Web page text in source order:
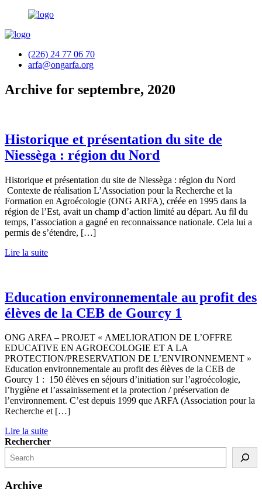
(226) 24 77 06 70
arfa@ongarfa.org
Archive for septembre, 2020
Historique et présentation du site de
Niessèga : région du Nord
Historique et présentation du site de Niessèga : région du Nord
Contexte de réalisation L’Association pour la Recherche et la
Formation en Agroécologie (ONG ARFA), créée en 1995 dans la
région de l’Est, avait un champ d’action limité au départ. Au fil du
temps, l’association a gagné en reconnaissance nationale. Cela lui a
permis de s’étendre, […]
Lire la suite
Education environnementale au profit des
élèves de la CEB de Gourcy 1
ONG ARFA – PROJET « AMELIORATION DE L’OFFRE
EDUCATIVE EN AGROECOLOGIE ET A LA
PROTECTION/PRESERVATION DE L’ENVIRONNEMENT »
Education environnementale au profit des élèves de la CEB de
Gourcy 1 : 150 élèves en séjours d’initiation sur l’agroécologie,
l’hygiène et l’assainissement et la protection / préservation de
l’environnement. C’est depuis 1999 que ARFA (Association pour la
Recherche et […]
Lire la suite
Rechercher
Archive